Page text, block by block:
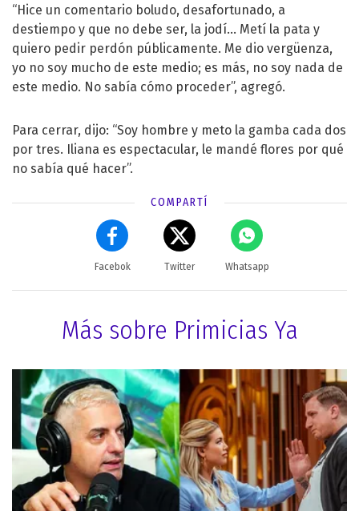
“Hice un comentario boludo, desafortunado, a
destiempo y que no debe ser, la jodí… Metí la pata y
quiero pedir perdón públicamente. Me dio vergüenza,
yo no soy mucho de este medio; es más, no soy nada de
este medio. No sabía cómo proceder”, agregó.
Para cerrar, dijo: “Soy hombre y meto la gamba cada dos
por tres. Iliana es espectacular, le mandé flores por qué
no sabía qué hacer”.
COMPARTÍ
Facebok Twitter Whatsapp
Más sobre Primicias Ya